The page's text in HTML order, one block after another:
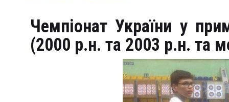
Чемпіонат України у
(2000 р.н. та 2003 р.н. та